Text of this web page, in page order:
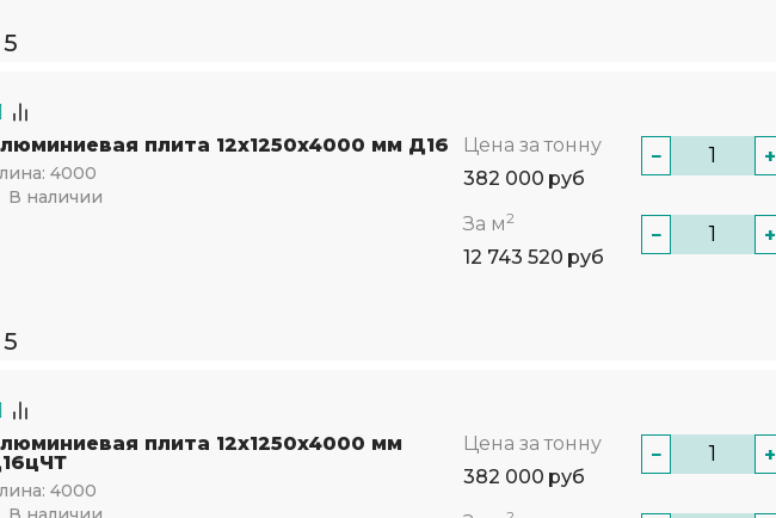
5
плита 12x1250x4000 мм Д16
4000
В наличии
Цена за тонну
382 000 руб
− +
За м2
12 743 520 руб
− +
5
плита 12x1250x4000 мм
4000
Цена за тонну
382 000 руб
− +